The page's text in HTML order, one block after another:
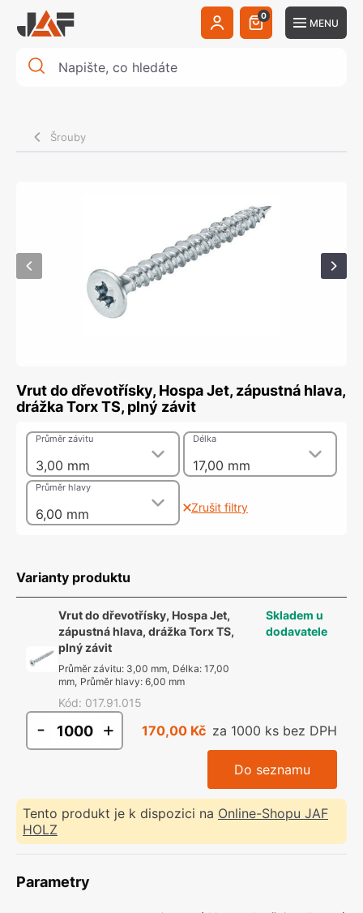
0
MENU
Šrouby
Vrut do dřevotřísky, Hospa Jet, zápustná hlava,
drážka Torx TS, plný závit
3,00 mm
Průměr závitu
17,00 mm
Délka
6,00 mm
Průměr hlavy
Zrušit filtry
Varianty produktu
Vrut do dřevotřísky, Hospa Jet,
zápustná hlava, drážka Torx TS,
plný závit
Průměr závitu: 3,00 mm, Délka: 17,00
mm, Průměr hlavy: 6,00 mm
Kód: 017.91.015
Skladem u
dodavatele
- + 170,00 Kč za 1000 ks bez DPH
Do seznamu
Tento produkt je k dispozici na Online-Shopu JAF
HOLZ
Parametry